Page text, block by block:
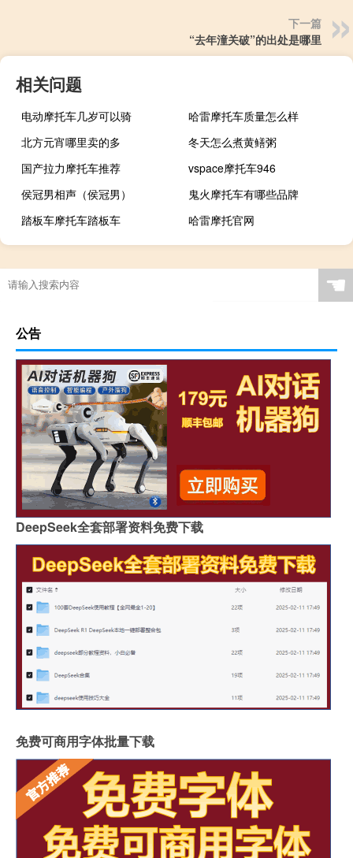
下一篇
“去年潼关破”的出处是哪里
相关问题
电动摩托车几岁可以骑
哈雷摩托车质量怎么样
北方元宵哪里卖的多
冬天怎么煮黄鳝粥
国产拉力摩托车推荐
vspace摩托车946
侯冠男相声（侯冠男）
鬼火摩托车有哪些品牌
踏板车摩托车踏板车
哈雷摩托官网
☚
公告
DeepSeek全套部署资料免费下载
免费可商用字体批量下载